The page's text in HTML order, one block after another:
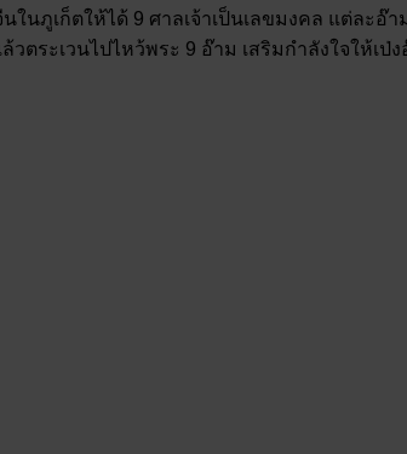
ในภูเก็ตให้ได้ 9 ศาลเจ้าเป็นเลขมงคล แต่ละ
ตระเวนไปไหว้พระ 9 อ๊าม เสริมกำลังใจให้เป่ง